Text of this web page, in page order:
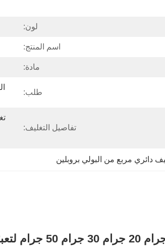
لون:
اسم المنتج:
مادة:
طلب:
تفاصيل التغليف:
دائري مربع من البولي بروبلين